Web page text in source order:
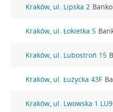
Kraków, ul. Lipska 2
Kraków, ul. Łokietka 5
Kraków, ul. Lubostroń 15
Kraków, ul. Łużycka 43F
Kraków, ul. Lwowska 1 LU9